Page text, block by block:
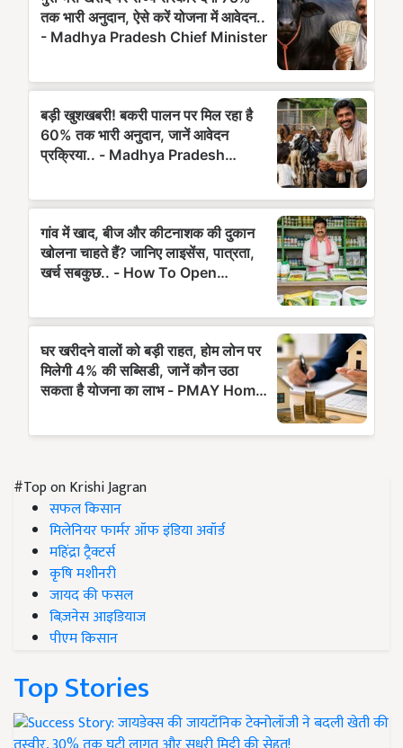
#Top on Krishi Jagran
सफल किसान
मिलेनियर फार्मर ऑफ इंडिया अवॉर्ड
महिंद्रा ट्रैक्टर्स
कृषि मशीनरी
जायद की फसल
बिज़नेस आइडियाज
पीएम किसान
Top Stories